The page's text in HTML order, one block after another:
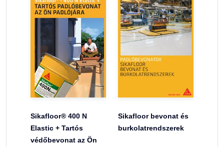
Sikafloor® 400 N
Elastic + Tartós
védőbevonat az Ön
Sikafloor bevonat és
burkolatrendszerek